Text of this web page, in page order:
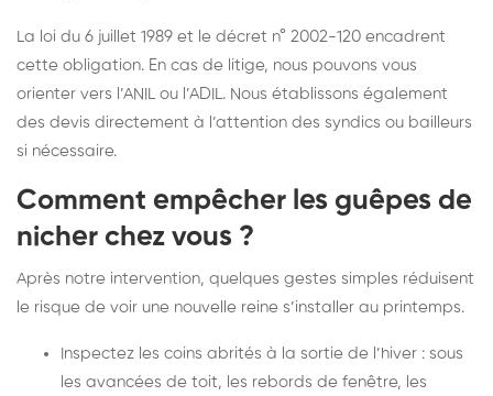
La loi du 6 juillet 1989 et le décret n° 2002-120 encadrent
cette obligation. En cas de litige, nous pouvons vous
orienter vers l’ANIL ou l’ADIL. Nous établissons également
des devis directement à l’attention des syndics ou bailleurs
si nécessaire.
Comment empêcher les guêpes de
nicher chez vous ?
Après notre intervention, quelques gestes simples réduisent
le risque de voir une nouvelle reine s’installer au printemps.
Inspectez les coins abrités à la sortie de l’hiver : sous
les avancées de toit, les rebords de fenêtre, les